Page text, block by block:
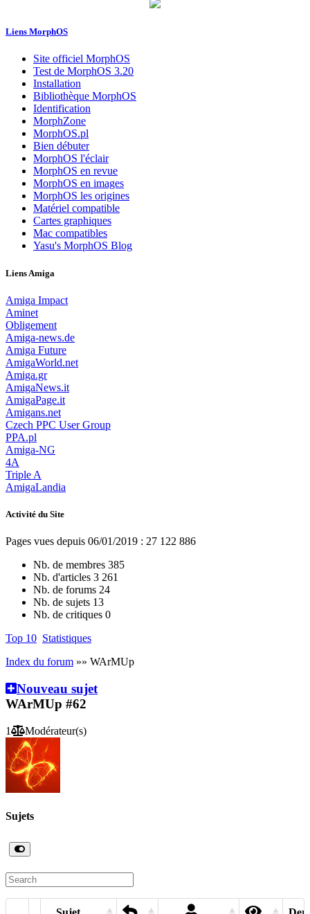
Liens MorphOS
Site officiel MorphOS
Test de MorphOS 3.20
Installation
Bibliothèque MorphOS
Identification
MorphZone
MorphOS.pl
Bien débuter
MorphOS l'éclair
MorphOS en revue
MorphOS en images
MorphOS les origines
Matériel compatible
Cartes graphiques
Mac compatibles
Yasu's MorphOS Blog
Liens Amiga
Amiga Impact
Aminet
Obligement
Amiga-news.de
Amiga Future
AmigaWorld.net
Amiga.gr
AmigaNews.it
AmigaPage.it
Amigans.net
Czech PPC User Group
PPA.pl
Amiga-NG
4A
Triple A
AmigaLandia
Activité du Site
Pages vues depuis 06/01/2019 : 27 122 886
Nb. de membres 385
Nb. d'articles 3 261
Nb. de forums 24
Nb. de sujets 13
Nb. de critiques 0
Top 10 Statistiques
Index du forum »» WArMUp
Nouveau sujet
WArMUp #62
1 Modérateur(s)
Sujets